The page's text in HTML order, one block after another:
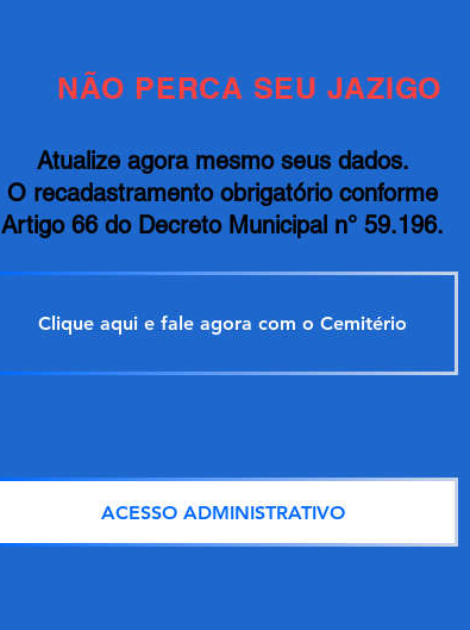
NÃO PERCA SEU JAZIGO
Atualize agora mesmo seus dados.
O recadastramento obrigatório conforme
Artigo 66 do Decreto Municipal n° 59.196.
Clique aqui e fale agora com o Cemitério
ACESSO ADMINISTRATIVO